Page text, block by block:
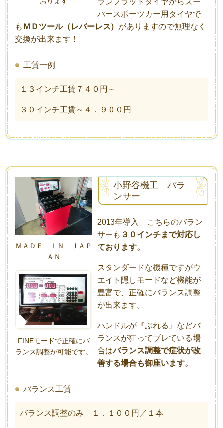
ランフラットタイヤからスー
パースポーツカー用タイヤで
も ＭＤツール（レバーレス） がありますので無理なく
交換が出来ます！
工賃一例
１３インチ工賃７４０円～
３０インチ工賃～４．９００円
ＭＡＤＥ ＩＮ ＪＡＰ
ＡＮ
FINEモードで正確にバ
ランス調整が可能です。
小野谷機工 バラ
ンサー
2013年導入 こちらのバラン
サーも ３０インチまで対応し
ております。
スタンダードな機種ですがウ
エイト隠しモードなど機能が
豊富で、正確にバランス調整
が出来ます。
ハンドルが『ぶれる』などバ
ランスが狂ってブレている場
合はバランス調整で症状が改
善する場合も御座います。
バランス工賃
バランス調整のみ １．１００円／１本